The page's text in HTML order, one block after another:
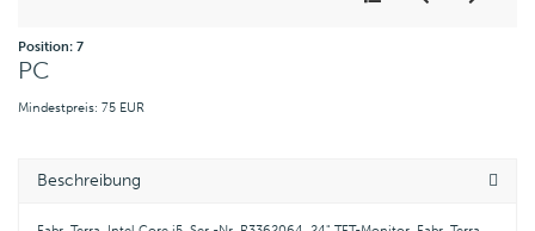
Position: 7
PC
Mindestpreis: 75 EUR
Beschreibung